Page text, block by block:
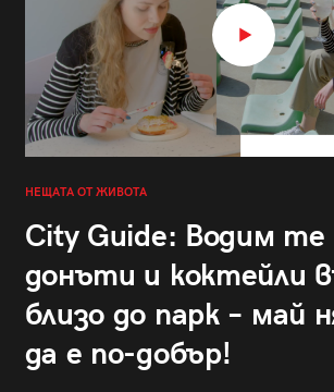
НЕЩАТА ОТ ЖИВОТА
City Guide: Водим те
донъти и коктейли
близо до парк – май
да е по-добър!